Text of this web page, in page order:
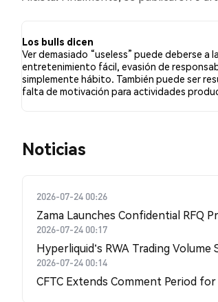
Los bulls dicen
Ver demasiado “useless” puede deberse a
entretenimiento fácil, evasión de
simplemente hábito. También puede ser
falta de motivación para actividades
Noticias
2026-07-24 00:26
Zama Launches Confidential RFQ
2026-07-24 00:17
Hyperliquid's RWA Trading Volume
2026-07-24 00:14
CFTC Extends Comment Period